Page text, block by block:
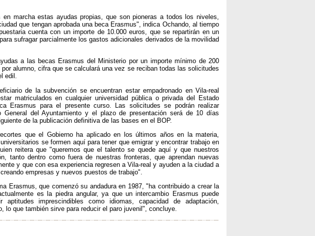
marcha estas ayudas propias, que son pioneras a todos los niveles,
que tengan aprobada una beca Erasmus", indica Ochando, al tiempo
cuenta con un importe de 10.000 euros, que se repartirán en un
sufragar parcialmente los gastos adicionales derivados de la movilidad
a las becas Erasmus del Ministerio por un importe mínimo de 200
alumno, cifra que se calculará una vez se reciban todas las solicitudes
edil.
de la subvención se encuentran estar empadronado en Vila-real
matriculados en cualquier universidad pública o privada del Estado
Erasmus para el presente curso. Las solicitudes se podrán realizar
General del Ayuntamiento y el plazo de presentación será de 10 días
de la publicación definitiva de las bases en el BOP.
que el Gobierno ha aplicado en los últimos años en la materia,
se formen aquí para tener que emigrar y encontrar trabajo en
reitera que "queremos que el talento se quede aquí y que nuestros
tanto dentro como fuera de nuestras fronteras, que aprendan nuevas
y que con esa experiencia regresen a Vila-real y ayuden a la ciudad a
empresas y nuevos puestos de trabajo".
Erasmus, que comenzó su andadura en 1987, "ha contribuido a crear la
es la piedra angular, ya que un intercambio Erasmus puede
imprescindibles como idiomas, capacidad de adaptación,
lo que también sirve para reducir el paro juvenil", concluye.